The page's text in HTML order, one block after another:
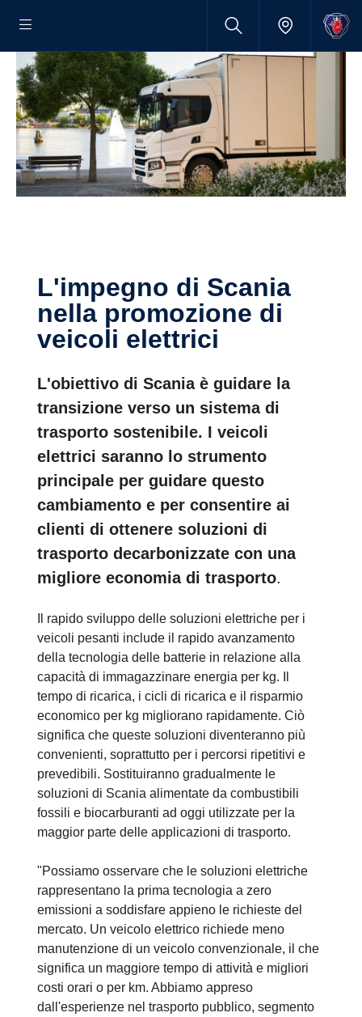
L'impegno di Scania
nella promozione di
veicoli elettrici
L'obiettivo di Scania è guidare la
transizione verso un sistema di
trasporto sostenibile. I veicoli
elettrici saranno lo strumento
principale per guidare questo
cambiamento e per consentire ai
clienti di ottenere soluzioni di
trasporto decarbonizzate con una
migliore economia di trasporto.
Il rapido sviluppo delle soluzioni elettriche per i
veicoli pesanti include il rapido avanzamento
della tecnologia delle batterie in relazione alla
capacità di immagazzinare energia per kg. Il
tempo di ricarica, i cicli di ricarica e il risparmio
economico per kg migliorano rapidamente. Ciò
significa che queste soluzioni diventeranno più
convenienti, soprattutto per i percorsi ripetitivi e
prevedibili. Sostituiranno gradualmente le
soluzioni di Scania alimentate da combustibili
fossili e biocarburanti ad oggi utilizzate per la
maggior parte delle applicazioni di trasporto.
"Possiamo osservare che le soluzioni elettriche
rappresentano la prima tecnologia a zero
emissioni a soddisfare appieno le richieste del
mercato. Un veicolo elettrico richiede meno
manutenzione di un veicolo convenzionale, il che
significa un maggiore tempo di attività e migliori
costi orari o per km. Abbiamo appreso
dall'esperienze nel trasporto pubblico, segmento